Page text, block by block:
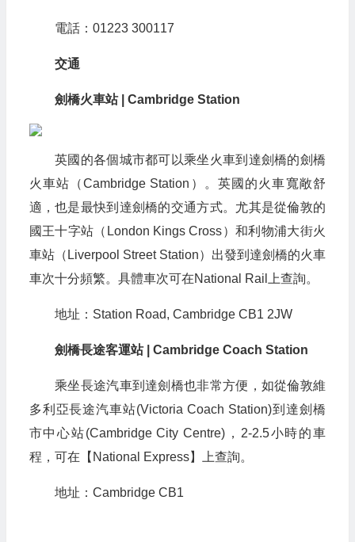
電話：01223 300117
交通
劍橋火車站 | Cambridge Station
英國的各個城市都可以乘坐火車到達劍橋的劍橋
火車站（Cambridge Station）。英國的火車寬敞舒
適，也是最快到達劍橋的交通方式。尤其是從倫敦的
國王十字站（London Kings Cross）和利物浦大街火
車站（Liverpool Street Station）出發到達劍橋的火車
車次十分頻繁。具體車次可在National Rail上查詢。
地址：Station Road, Cambridge CB1 2JW
劍橋長途客運站 | Cambridge Coach Station
乘坐長途汽車到達劍橋也非常方便，如從倫敦維
多利亞長途汽車站(Victoria Coach Station)到達劍橋
市中心站(Cambridge City Centre)，2-2.5小時的車
程，可在【National Express】上查詢。
地址：Cambridge CB1